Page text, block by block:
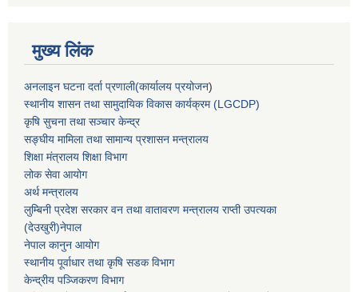
मुख्य लिंक
अनलाइन घटना दर्ता प्रणाली(कार्यालय प्रयोजन)
स्थानीय शासन तथा सामुदायिक विकास कार्यक्रम (LGCDP)
कृषि सुचना तथा सञ्चार केन्द्र
सङ्घीय मामिला तथा सामान्य प्रशासन मन्त्रालय
शिक्षा मंत्रालय शिक्षा विभाग
लोक सेवा आयोग
अर्थ मन्त्रालय
लुम्बिनी प्रदेश सरकार वन तथा वातावरण मन्त्रालय राप्ती उपत्यका
(देउखुरी)नेपाल
नेपाल कानुन आयोग
स्थानीय पूर्वाधार तथा कृषि सडक विभाग
केन्द्रीय पञ्जिकरण विभाग